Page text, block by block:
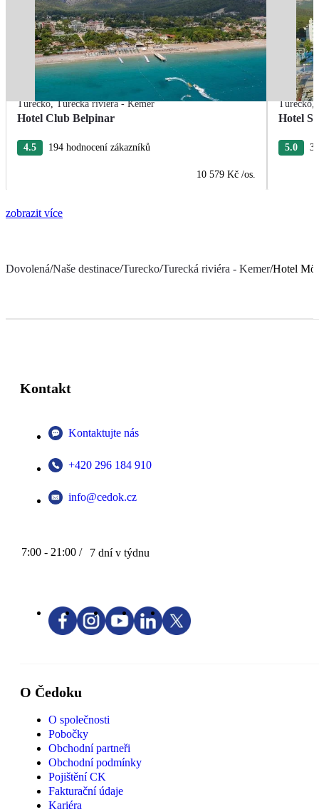
Turecko,Turecká riviéra - Kemer
Hotel Club Belpinar
4.5 194 hodnocení zákazníků
10 579 Kč /os.
Turecko,
Hotel
5.0
zobrazit více
Dovolená/Naše destinace/Turecko/Turecká riviéra - Kemer/Hotel
Kontakt
Kontaktujte nás
+420 296 184 910
info@cedok.cz
7:00 - 21:00 / 7 dní v týdnu
O Čedoku
O společnosti
Pobočky
Obchodní partneři
Obchodní podmínky
Pojištění CK
Fakturační údaje
Kariéra